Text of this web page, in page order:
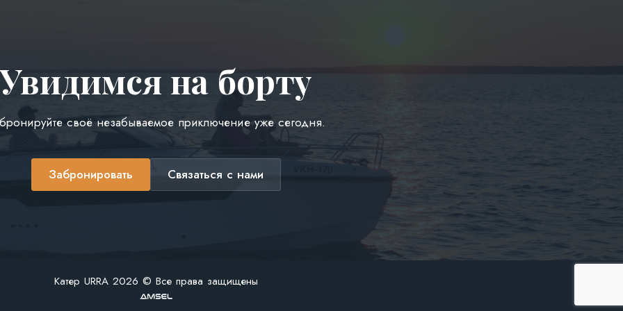
Увидимся на борту
своё незабываемое приключение уже сегодня.
Забронировать Связаться с нами
Катер URRA 2026 © Все права защищены